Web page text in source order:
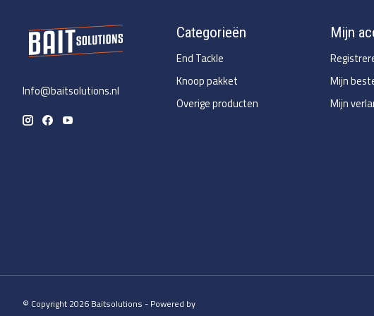
Info@baitsolutions.nl
Categorieën
End Tackle
Knoop pakket
Overige producten
Mijn
Mijn
Mijn
© Copyright 2026 Baitsolutions - Powered by